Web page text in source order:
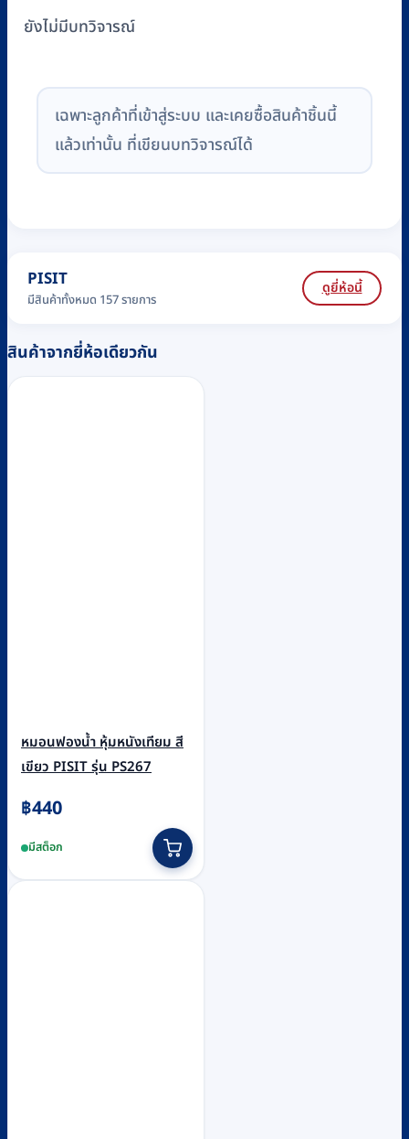
ยังไม่มีบทวิจารณ์
เฉพาะลูกค้าที่เข้าสู่ระบบ และเคยซื้อสินค้าชิ้นนี้
แล้วเท่านั้น ที่เขียนบทวิจารณ์ได้
PISIT
มีสินค้าทั้งหมด 157 รายการ
ดูยี่ห้อนี้
สินค้าจากยี่ห้อเดียวกัน
หมอนฟองน้ำ หุ้มหนังเทียม สี
เขียว PISIT รุ่น PS267
฿440
มีสต็อก